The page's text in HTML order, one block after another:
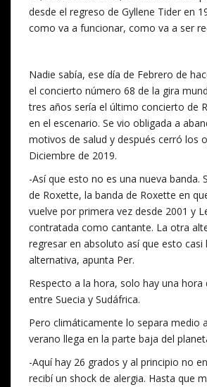
desde el regreso de Gyllene Tider en
como va a funcionar, como va a ser
Nadie sabía, ese día de Febrero de
el concierto número 68 de la gira
tres años sería el último concierto de
en el escenario. Se vio obligada a
motivos de salud y después cerró los
Diciembre de 2019.
-Así que esto no es una nueva banda.
de Roxette, la banda de Roxette en
vuelve por primera vez desde 2001 y
contratada como cantante. La otra
regresar en absoluto así que esto casi
alternativa, apunta Per.
Respecto a la hora, solo hay una hora
entre Suecia y Sudáfrica.
Pero climáticamente lo separa medio
verano llega en la parte baja del
-Aquí hay 26 grados y al principio no
recibí un shock de alergia. Hasta que